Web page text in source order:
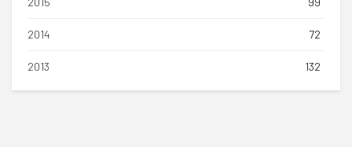
2014 72
2013 132